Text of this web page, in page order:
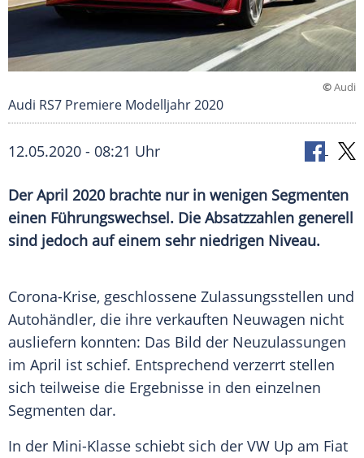
©Audi
Audi RS7 Premiere Modelljahr 2020
12.05.2020 - 08:21 Uhr
Der April 2020 brachte nur in wenigen Segmenten
einen Führungswechsel. Die Absatzzahlen generell
sind jedoch auf einem sehr niedrigen Niveau.
Corona-Krise, geschlossene Zulassungsstellen und
Autohändler, die ihre verkauften Neuwagen nicht
ausliefern konnten: Das Bild der Neuzulassungen
im April ist schief. Entsprechend verzerrt stellen
sich teilweise die Ergebnisse in den einzelnen
Segmenten dar.
In der Mini-Klasse schiebt sich der VW Up am Fiat